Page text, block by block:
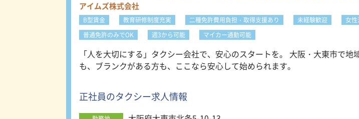
アイムズ株式会社
B型賃金 教育研修制度充実 二種免許費用負担・取得支援あり 未経験歓迎 女性
普通免許のみでOK
週3から可能 マイカー通勤可能
「人を大切にする」タクシー会社で、安心のスタートを。 大阪・大東市で地域に
も、ブランクがある方も、ここなら安心して始められます。
正社員のタクシー求人情報